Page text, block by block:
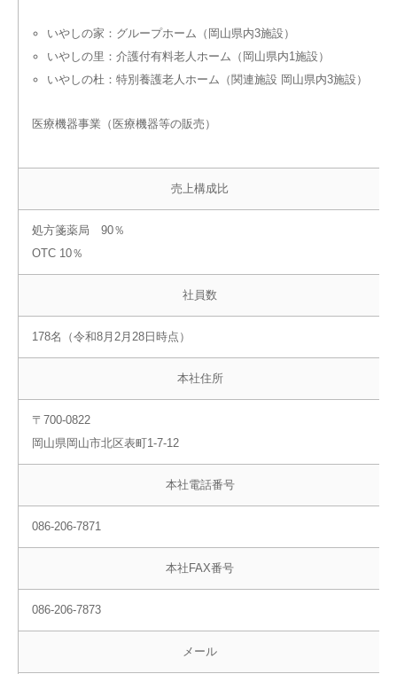
いやしの家：グループホーム（岡山県内3施設）
いやしの里：介護付有料老人ホーム（岡山県内1施設）
いやしの杜：特別養護老人ホーム（関連施設 岡山県内3施設）
医療機器事業（医療機器等の販売）
売上構成比
処方箋薬局 90％
OTC 10％
社員数
178名（令和8月2月28日時点）
本社住所
〒700-0822
岡山県岡山市北区表町1-7-12
本社電話番号
086-206-7871
本社FAX番号
086-206-7873
メール